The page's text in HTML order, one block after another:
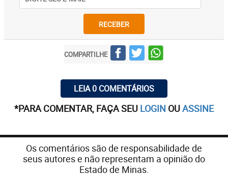
RECEBER
COMPARTILHE
LEIA 0 COMENTÁRIOS
*PARA COMENTAR, FAÇA SEU LOGIN OUASSINE
Os comentários são de responsabilidade de
seus autores e não representam a opinião do
Estado de Minas.